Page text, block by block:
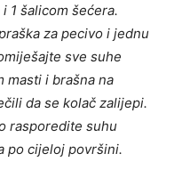
1 šalicom šećera.
za pecivo i jednu
sve suhe
masti i brašna na
da se kolač zalijepi.
rasporedite suhu
po cijeloj površini.